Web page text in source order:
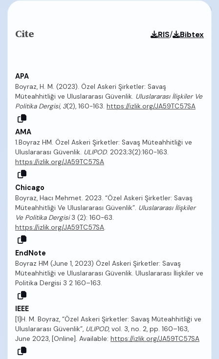
Cite RIS/ Bibtex
APA
Boyraz, H. M. (2023). Özel Askeri Şirketler: Savaş
Müteahhitliği ve Uluslararası Güvenlik. Uluslararası İlişkiler Ve
Politika Dergisi, 3(2), 160-163. https://izlik.org/JA59TC57SA
AMA
1.Boyraz HM. Özel Askeri Şirketler: Savaş Müteahhitliği ve
Uluslararası Güvenlik. ULIPOD. 2023;3(2):160-163.
https://izlik.org/JA59TC57SA
Chicago
Boyraz, Hacı Mehmet. 2023. “Özel Askeri Şirketler: Savaş
Müteahhitliği Ve Uluslararası Güvenlik”. Uluslararası İlişkiler
Ve Politika Dergisi3 (2): 160-63.
https://izlik.org/JA59TC57SA.
EndNote
Boyraz HM (June 1, 2023) Özel Askeri Şirketler: Savaş
Müteahhitliği ve Uluslararası Güvenlik. Uluslararası İlişkiler ve
Politika Dergisi 3 2 160–163.
IEEE
[1]H. M. Boyraz, “Özel Askeri Şirketler: Savaş Müteahhitliği ve
Uluslararası Güvenlik”, ULIPOD, vol. 3, no. 2, pp. 160–163,
June 2023, [Online]. Available: https://izlik.org/JA59TC57SA